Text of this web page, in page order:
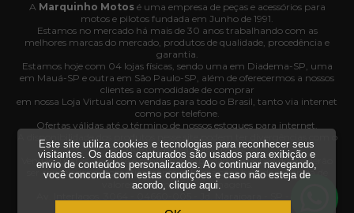
A Marquinho Motosé uma empresa de peças e acessórios para
motos e pilotos fundada em Junho de 1991.
Estamos no mercado há mais de 30 anos trabalhando com as
melhores marcas do mercado, produtos de qualidade, procedência e
garantia.
Estamos hoje com 04 lojas físicas, sendo uma em Diadema-SP, uma
em Mauá-SP e outra em São Paulo-SP, além de oferecermos a nossos
clientes a comodidade de comprar
em nossa Loja Virtual com vendas para todo o Brasil, tanto via internet
como por telefone.
Ofertas válidas até o término de nossos estoques para internet.
A disponibilidade dos produtos nesse site podem ter divergências com o
estoque das nossas lojas físicas.
Vendas sujeitas à análise e confirmação de dados e os pedidos poderão
ser cancelados automaticamente pela loja caso haja divergência de
valores, informações ou imagens.
35.636.876/0001-03.
Este site utiliza cookies e tecnologias para reconhecer seus
visitantes. Os dados capturados são usados para exibição e
envio de conteúdos personalizados. Ao continuar navegando,
você concorda com estas condições e caso não esteja de
acordo,clique aqui.